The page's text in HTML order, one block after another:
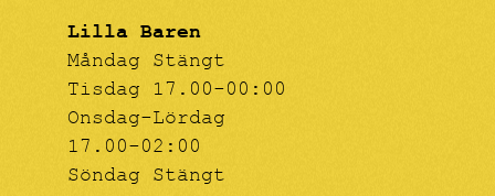
Lilla Baren
Måndag Stängt
Tisdag 17.00-00:00
Onsdag-Lördag
17.00-02:00
Söndag Stängt